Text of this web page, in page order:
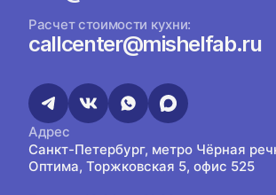
Расчет стоимости кухни:
callcenter@mishelfab.ru
Адрес
Санкт-Петербург, метро Чёрная
Оптима, Торжковская 5, офис 525